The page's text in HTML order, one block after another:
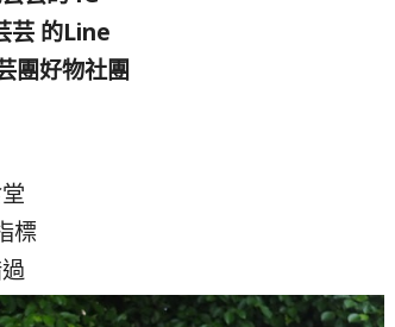
芸 的Line
團好物社團
標